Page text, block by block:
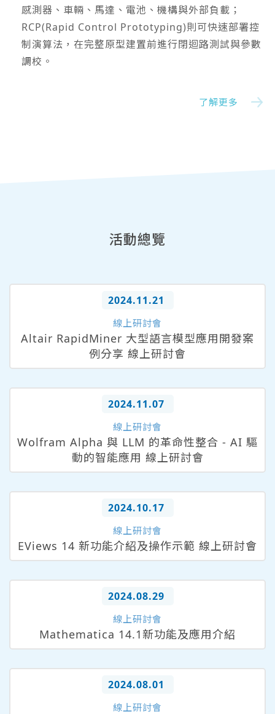
感測器、車輛、馬達、電池、機構與外部負載；
RCP(Rapid Control Prototyping)則可快速部署控
制演算法，在完整原型建置前進行閉迴路測試與參數
調校。
了解更多
活動總覽
2024.11.21
線上研討會
Altair RapidMiner 大型語言模型應用開發案
例分享 線上研討會
2024.11.07
線上研討會
Wolfram Alpha 與 LLM 的革命性整合 - AI 驅
動的智能應用 線上研討會
2024.10.17
線上研討會
EViews 14 新功能介紹及操作示範 線上研討會
2024.08.29
線上研討會
Mathematica 14.1新功能及應用介紹
2024.08.01
線上研討會